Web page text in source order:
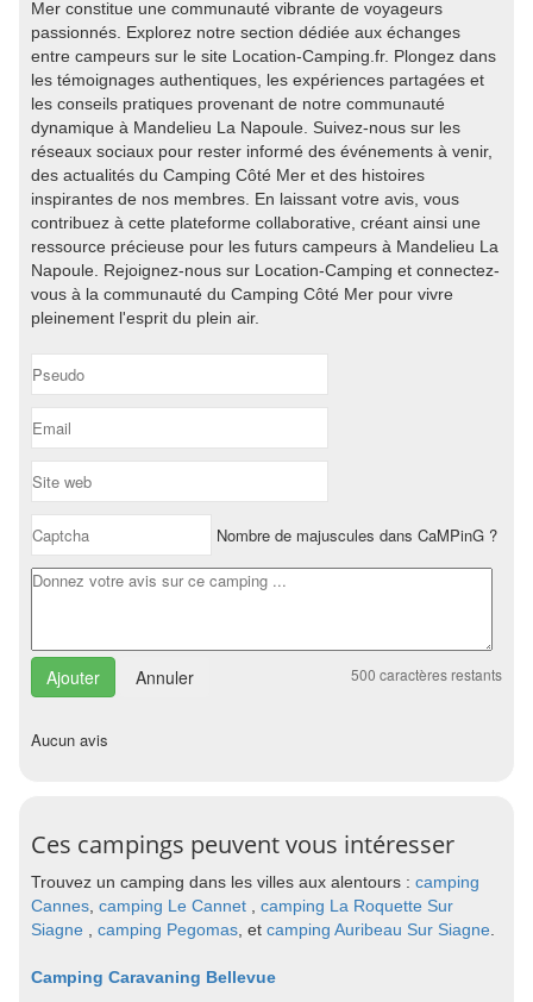
Mer constitue une communauté vibrante de voyageurs
passionnés. Explorez notre section dédiée aux échanges
entre campeurs sur le site Location-Camping.fr. Plongez dans
les témoignages authentiques, les expériences partagées et
les conseils pratiques provenant de notre communauté
dynamique à Mandelieu La Napoule. Suivez-nous sur les
réseaux sociaux pour rester informé des événements à venir,
des actualités du Camping Côté Mer et des histoires
inspirantes de nos membres. En laissant votre avis, vous
contribuez à cette plateforme collaborative, créant ainsi une
ressource précieuse pour les futurs campeurs à Mandelieu La
Napoule. Rejoignez-nous sur Location-Camping et connectez-
vous à la communauté du Camping Côté Mer pour vivre
pleinement l'esprit du plein air.
Nombre de majuscules dans CaMPinG ?
Annuler 500 caractères restants
Aucun avis
Ces campings peuvent vous intéresser
Trouvez un camping dans les villes aux alentours : camping
Cannes camping Le Cannet
camping La Roquette Sur
Siagne
camping Pegomas , et camping Auribeau Sur Siagne
Camping Caravaning Bellevue